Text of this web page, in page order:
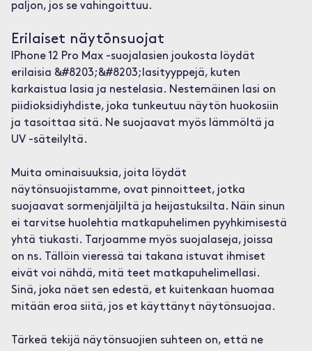
paljon, jos se vahingoittuu.
Erilaiset näytönsuojat
IPhone 12 Pro Max -suojalasien joukosta löydät
erilaisia &#8203;&#8203;lasityyppejä, kuten
karkaistua lasia ja nestelasia. Nestemäinen lasi on
piidioksidiyhdiste, joka tunkeutuu näytön huokosiin
ja tasoittaa sitä. Ne suojaavat myös lämmöltä ja
UV -säteilyltä.
Muita ominaisuuksia, joita löydät
näytönsuojistamme, ovat pinnoitteet, jotka
suojaavat sormenjäljiltä ja heijastuksilta. Näin sinun
ei tarvitse huolehtia matkapuhelimen pyyhkimisestä
yhtä tiukasti. Tarjoamme myös suojalaseja, joissa
on ns. Tällöin vieressä tai takana istuvat ihmiset
eivät voi nähdä, mitä teet matkapuhelimellasi.
Sinä, joka näet sen edestä, et kuitenkaan huomaa
mitään eroa siitä, jos et käyttänyt näytönsuojaa.
Tärkeä tekijä näytönsuojien suhteen on, että ne